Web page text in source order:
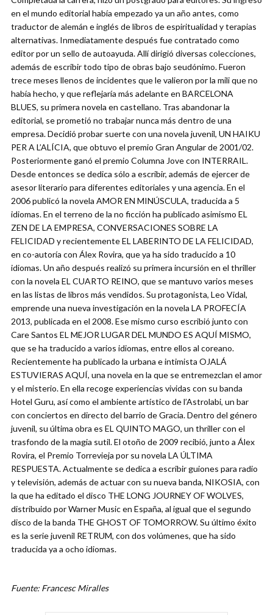
en el mundo editorial había empezado ya un año antes, como
traductor de alemán e inglés de libros de espiritualidad y terapias
alternativas. Inmediatamente después fue contratado como
editor por un sello de autoayuda. Allí dirigió diversas colecciones,
además de escribir todo tipo de obras bajo seudónimo. Fueron
trece meses llenos de incidentes que le valieron por la mili que no
había hecho, y que reflejaría más adelante en BARCELONA
BLUES, su primera novela en castellano. Tras abandonar la
editorial, se prometió no trabajar nunca más dentro de una
empresa. Decidió probar suerte con una novela juvenil, UN HAIKU
PER A L’ALÍCIA, que obtuvo el premio Gran Angular de 2001/02.
Posteriormente ganó el premio Columna Jove con INTERRAIL.
Desde entonces se dedica sólo a escribir, además de ejercer de
asesor literario para diferentes editoriales y una agencia. En el
2006 publicó la novela AMOR EN MINÚSCULA, traducida a 5
idiomas. En el terreno de la no ficción ha publicado asimismo EL
ZEN DE LA EMPRESA, CONVERSACIONES SOBRE LA
FELICIDAD y recientemente EL LABERINTO DE LA FELICIDAD,
en co-autoría con Álex Rovira, que ya ha sido traducido a 10
idiomas. Un año después realizó su primera incursión en el thriller
con la novela EL CUARTO REINO, que se mantuvo varios meses
en las listas de libros más vendidos. Su protagonista, Leo Vidal,
emprende una nueva investigación en la novela LA PROFECÍA
2013, publicada en el 2008. Ese mismo curso escribió junto con
Care Santos EL MEJOR LUGAR DEL MUNDO ES AQUÍ MISMO,
que se ha traducido a varios idiomas, entre ellos al coreano.
Recientemente ha publicado la urbana e intimista OJALÁ
ESTUVIERAS AQUÍ, una novela en la que se entremezclan el amor
y el misterio. En ella recoge experiencias vividas con su banda
Hotel Guru, así como el ambiente artístico de l’Astrolabi, un bar
con conciertos en directo del barrio de Gracia. Dentro del género
juvenil, su última obra es EL QUINTO MAGO, un thriller con el
trasfondo de la magia sutil. El otoño de 2009 recibió, junto a Álex
Rovira, el Premio Torrevieja por su novela LA ÚLTIMA
RESPUESTA. Actualmente se dedica a escribir guiones para radio
y televisión, además de actuar con su nueva banda, NIKOSIA, con
la que ha editado el disco THE LONG JOURNEY OF WOLVES,
distribuido por Warner Music en España, al igual que el segundo
disco de la banda THE GHOST OF TOMORROW. Su último éxito
es la serie juvenil RETRUM, con dos volúmenes, que ha sido
traducida ya a ocho idiomas.
Fuente: Francesc Miralles